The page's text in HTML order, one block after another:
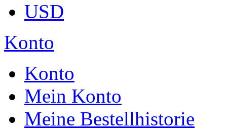
USD
Konto
Konto
Mein Konto
Meine Bestellhistorie